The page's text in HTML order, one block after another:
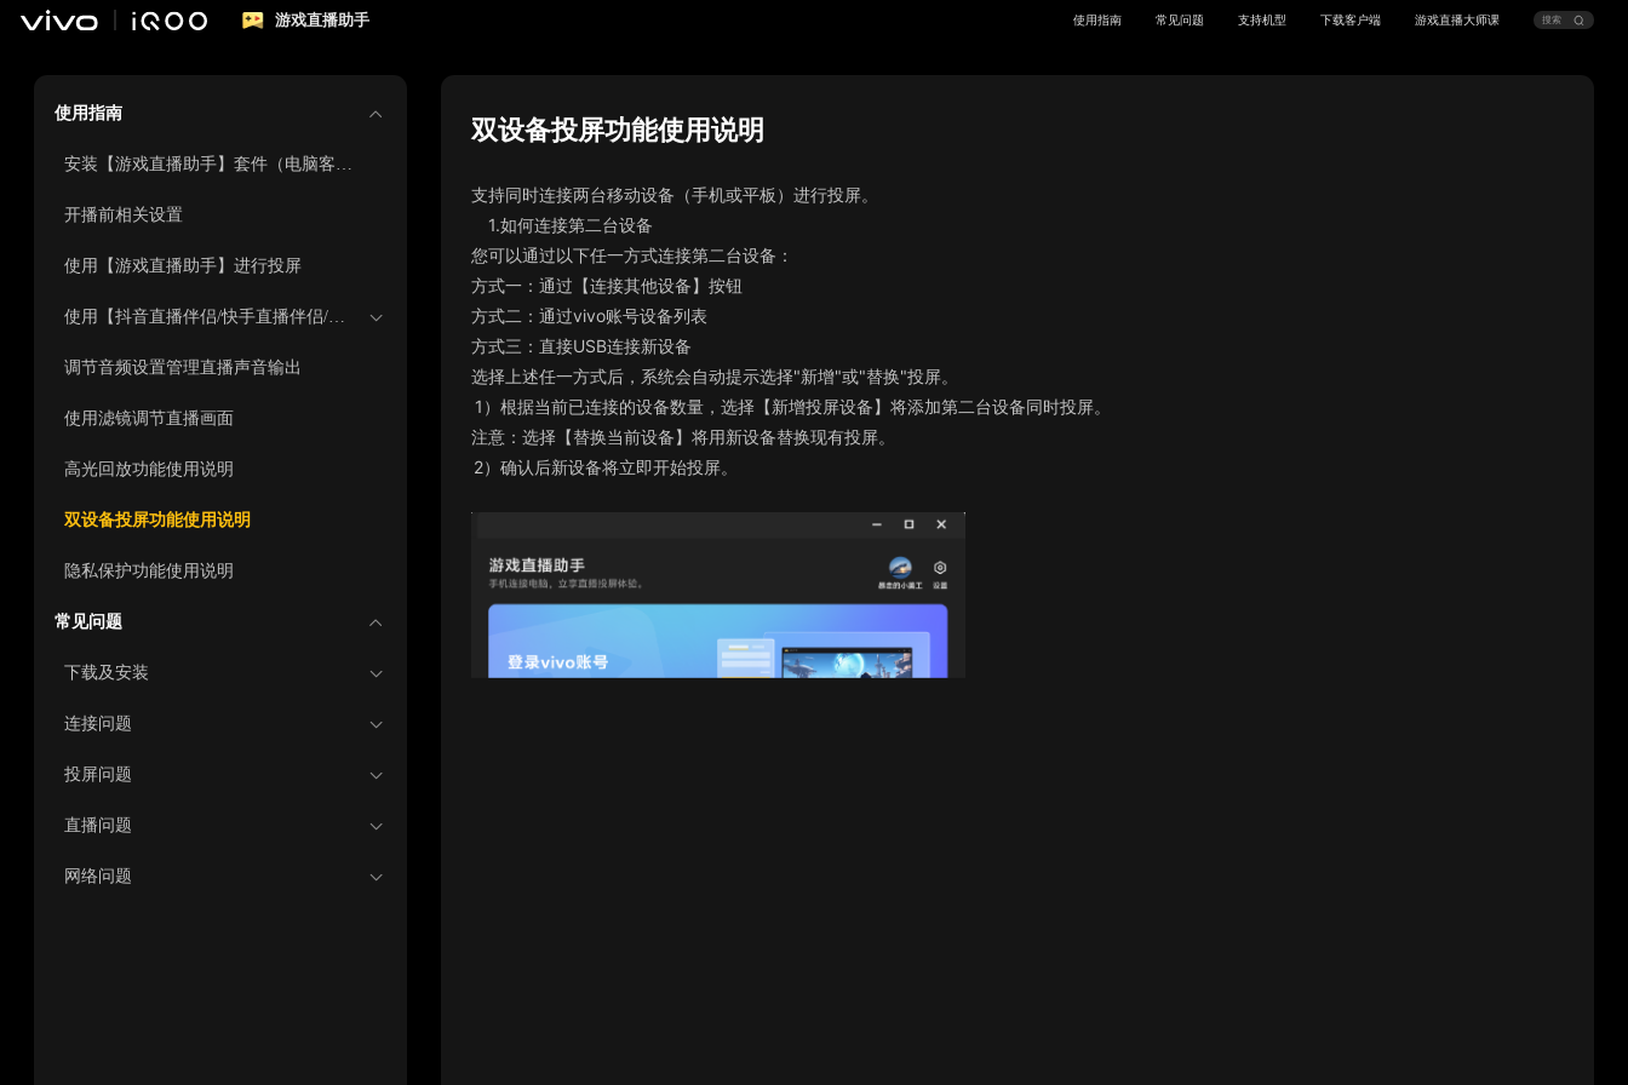
游戏直播助手 使用指南 常见问题 支持机型 下载客户端 游戏直播大师课
使用指南
安装【游戏直播助手】套件（电脑客户端+移动端APP）
开播前相关设置
使用【游戏直播助手】进行投屏
使用【抖音直播伴侣/快手直播伴侣/斗鱼直播伴侣/虎牙主播工具】进行开播设置
调节音频设置管理直播声音输出
使用滤镜调节直播画面
高光回放功能使用说明
双设备投屏功能使用说明
隐私保护功能使用说明
常见问题
下载及安装
连接问题
投屏问题
直播问题
网络问题
双设备投屏功能使用说明
支持同时连接两台移动设备（手机或平板）进行投屏。
1.如何连接第二台设备
您可以通过以下任一方式连接第二台设备：
方式一：通过【连接其他设备】按钮
方式二：通过vivo账号设备列表
方式三：直接USB连接新设备
选择上述任一方式后，系统会自动提示选择"新增"或"替换"投屏。
1）根据当前已连接的设备数量，选择【新增投屏设备】将添加第二台设备同时投屏。
注意：选择【替换当前设备】将用新设备替换现有投屏。
2）确认后新设备将立即开始投屏。